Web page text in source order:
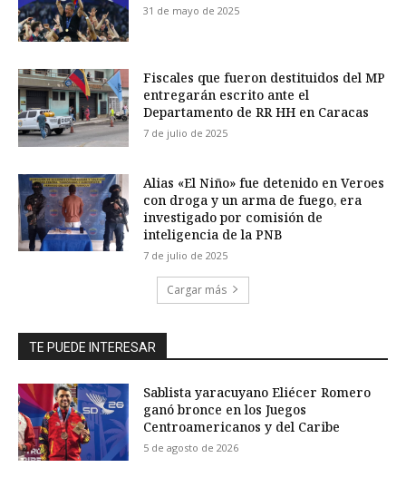
31 de mayo de 2025
Fiscales que fueron destituidos del MP
entregarán escrito ante el
Departamento de RR HH en Caracas
7 de julio de 2025
Alias «El Niño» fue detenido en Veroes
con droga y un arma de fuego, era
investigado por comisión de
inteligencia de la PNB
7 de julio de 2025
Cargar más
TE PUEDE INTERESAR
Sablista yaracuyano Eliécer Romero
ganó bronce en los Juegos
Centroamericanos y del Caribe
5 de agosto de 2026